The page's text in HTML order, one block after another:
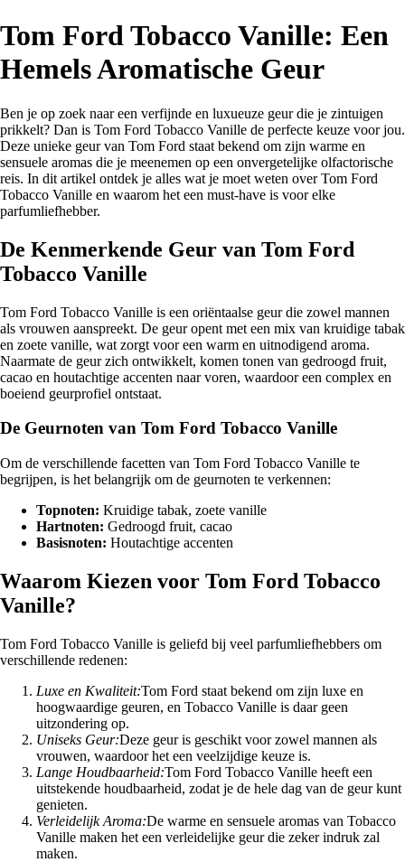
Tom Ford Tobacco Vanille: Een
Hemels Aromatische Geur
Ben je op zoek naar een verfijnde en luxueuze geur die je zintuigen
prikkelt? Dan is Tom Ford Tobacco Vanille de perfecte keuze voor jou.
Deze unieke geur van Tom Ford staat bekend om zijn warme en
sensuele aromas die je meenemen op een onvergetelijke olfactorische
reis. In dit artikel ontdek je alles wat je moet weten over Tom Ford
Tobacco Vanille en waarom het een must-have is voor elke
parfumliefhebber.
De Kenmerkende Geur van Tom Ford
Tobacco Vanille
Tom Ford Tobacco Vanille is een oriëntaalse geur die zowel mannen
als vrouwen aanspreekt. De geur opent met een mix van kruidige tabak
en zoete vanille, wat zorgt voor een warm en uitnodigend aroma.
Naarmate de geur zich ontwikkelt, komen tonen van gedroogd fruit,
cacao en houtachtige accenten naar voren, waardoor een complex en
boeiend geurprofiel ontstaat.
De Geurnoten van Tom Ford Tobacco Vanille
Om de verschillende facetten van Tom Ford Tobacco Vanille te
begrijpen, is het belangrijk om de geurnoten te verkennen:
Topnoten: Kruidige tabak, zoete vanille
Hartnoten: Gedroogd fruit, cacao
Basisnoten: Houtachtige accenten
Waarom Kiezen voor Tom Ford Tobacco
Vanille?
Tom Ford Tobacco Vanille is geliefd bij veel parfumliefhebbers om
verschillende redenen:
Luxe en Kwaliteit:Tom Ford staat bekend om zijn luxe en
hoogwaardige geuren, en Tobacco Vanille is daar geen
uitzondering op.
Uniseks Geur:Deze geur is geschikt voor zowel mannen als
vrouwen, waardoor het een veelzijdige keuze is.
Lange Houdbaarheid:Tom Ford Tobacco Vanille heeft een
uitstekende houdbaarheid, zodat je de hele dag van de geur kunt
genieten.
Verleidelijk Aroma:De warme en sensuele aromas van Tobacco
Vanille maken het een verleidelijke geur die zeker indruk zal
maken.